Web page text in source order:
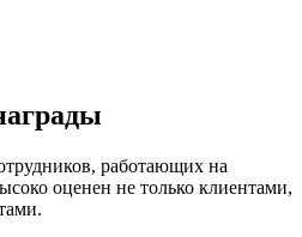
работающих на
оценен не только клиентами,